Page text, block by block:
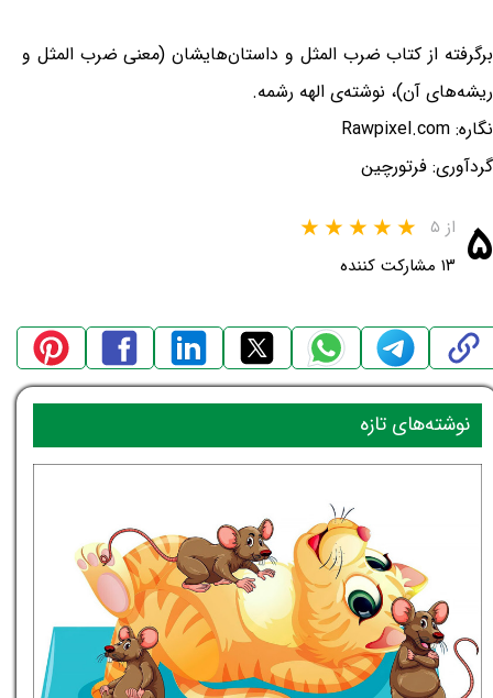
برگرفته از کتاب ضرب المثل و داستان‌هایشان (معنی ضرب المثل و
ریشه‌های آن)، نوشته‌ی الهه رشمه.
نگاره: Rawpixel.com
گردآوری: فرتورچین
۵ از ۵
۱۳ مشارکت کننده
نوشته‌های تازه